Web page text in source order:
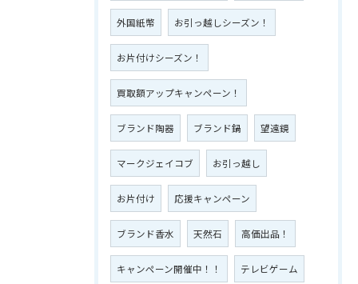
外国紙幣 お引っ越しシーズン！
お片付けシーズン！
買取額アップキャンペーン！
ブランド陶器 ブランド鍋 望遠鏡
マークジェイコブ お引っ越し
お片付け 応援キャンペーン
ブランド香水 天然石 高価出品！
キャンペーン開催中！！ テレビゲーム